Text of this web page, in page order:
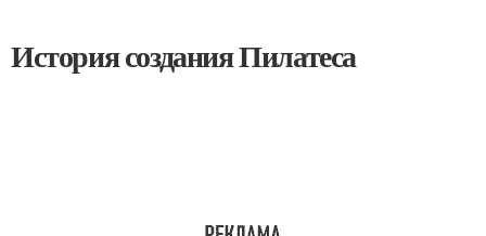
История создания Пилатеса